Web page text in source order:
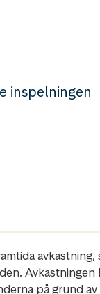
inspelningen
på grund